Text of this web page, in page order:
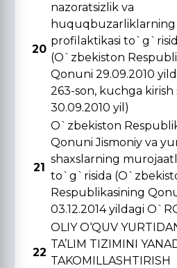
20
nazoratsizlik va
huquqbuzarliklarning
profilaktikasi
(O`zbekiston
Qonuni 29.09.2010
263-son, kuchga kirish
30.09.2010 yil)
21
O`zbekiston
Qonuni Jismoniy va
shaxslarning
to`g`risida
Respublikasining
03.12.2014 yildagi
22
OLIY O‘QUV
TA’LIM TIZIMINI
TAKOMILLASHTIRISH